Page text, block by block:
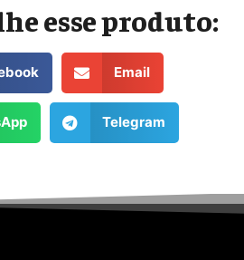
esse produto:
Email
Telegram